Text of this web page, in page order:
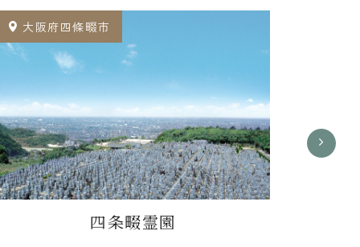
大阪府四條畷市
四条畷霊園